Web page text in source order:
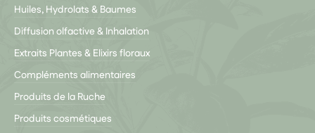
Huiles, Hydrolats & Baumes
Diffusion olfactive & Inhalation
Extraits Plantes & Elixirs floraux
Compléments alimentaires
Produits de la Ruche
Produits cosmétiques